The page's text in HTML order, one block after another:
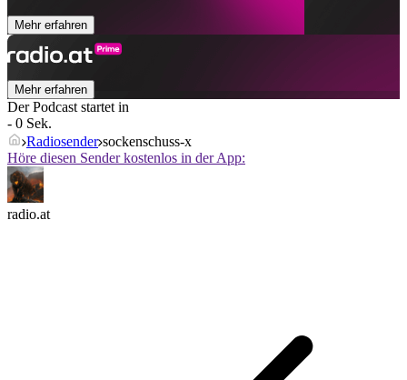
Mehr erfahren
Mehr erfahren
Der Podcast startet in
- 0 Sek.
Radiosender sockenschuss-x
Höre diesen Sender kostenlos in der App:
radio.at